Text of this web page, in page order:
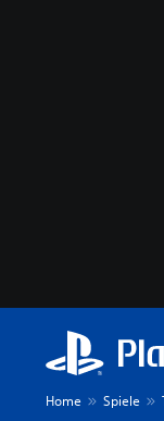
Home Spiele